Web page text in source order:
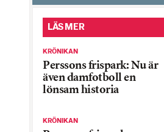
LÄS MER
KRÖNIKAN
Perssons frispark: Nu är
även damfotboll en
lönsam historia
KRÖNIKAN